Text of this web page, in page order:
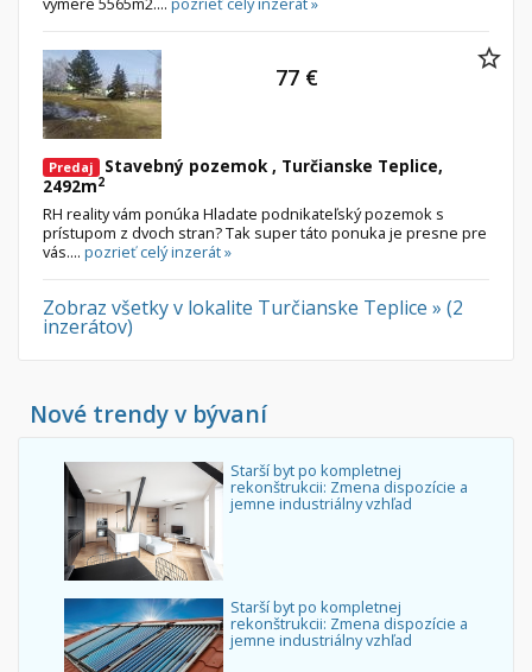
Predaj
Stavebný pozemok , Turčianske Teplice,
2492m2
RH reality vám ponúka Hladate podnikateľský pozemok s
prístupom z dvoch stran? Tak super táto ponuka je presne pre
vás.... pozrieť celý inzerát »
77 €
Zobraz všetky v lokalite Turčianske Teplice » (2
inzerátov)
Nové trendy v bývaní
Starší byt po kompletnej
rekonštrukcii: Zmena dispozície a
jemne industriálny vzhľad
Starší byt po kompletnej
rekonštrukcii: Zmena dispozície a
jemne industriálny vzhľad